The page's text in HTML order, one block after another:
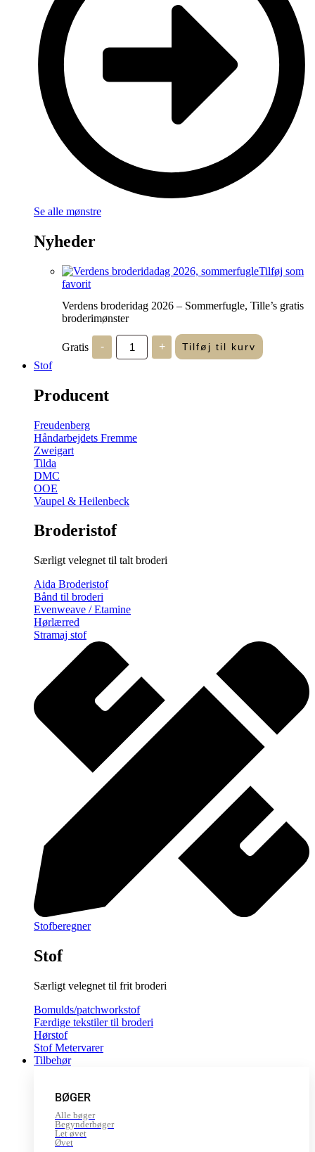
Se alle mønstre
Nyheder
Tilføj som
favorit
Verdens broderidag 2026 – Sommerfugle, Tille’s gratis
broderimønster
Gratis -
Verdens
broderidag
2026
+ Tilføj til kurv
Stof
Producent
Freudenberg
Håndarbejdets Fremme
Zweigart
Tilda
DMC
OOE
Vaupel & Heilenbeck
Broderistof
Særligt velegnet til talt broderi
Aida Broderistof
Bånd til broderi
Evenweave / Etamine
Hørlærred
Stramaj stof
Stofberegner
Stof
Særligt velegnet til frit broderi
Bomulds/patchworkstof
Færdige tekstiler til broderi
Hørstof
Stof Metervarer
Tilbehør
BØGER
Alle bøger
Begynderbøger
Let øvet
Øvet